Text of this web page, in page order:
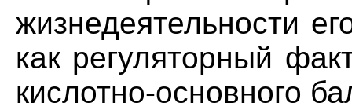
жизнедеятельности
как регуляторный
кислотно-основного